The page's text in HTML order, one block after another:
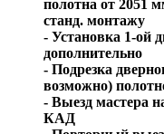
полотна от 2051
станд. монтажу
- Установка 1-ой
дополнительно
- Подрезка
возможно)
- Выезд мастера
КАД